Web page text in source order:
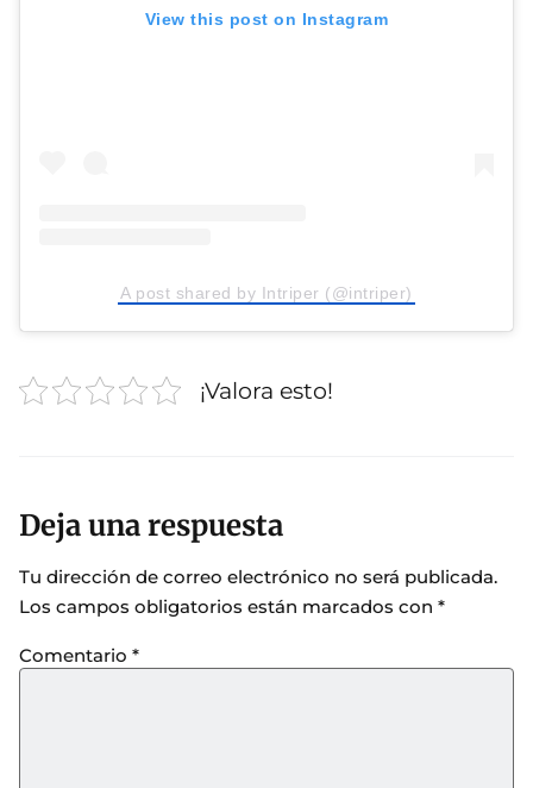
View this post on Instagram
A post shared by Intriper (@intriper)
¡Valora esto!
Deja una respuesta
Tu dirección de correo electrónico no será publicada.
Los campos obligatorios están marcados con *
Comentario *